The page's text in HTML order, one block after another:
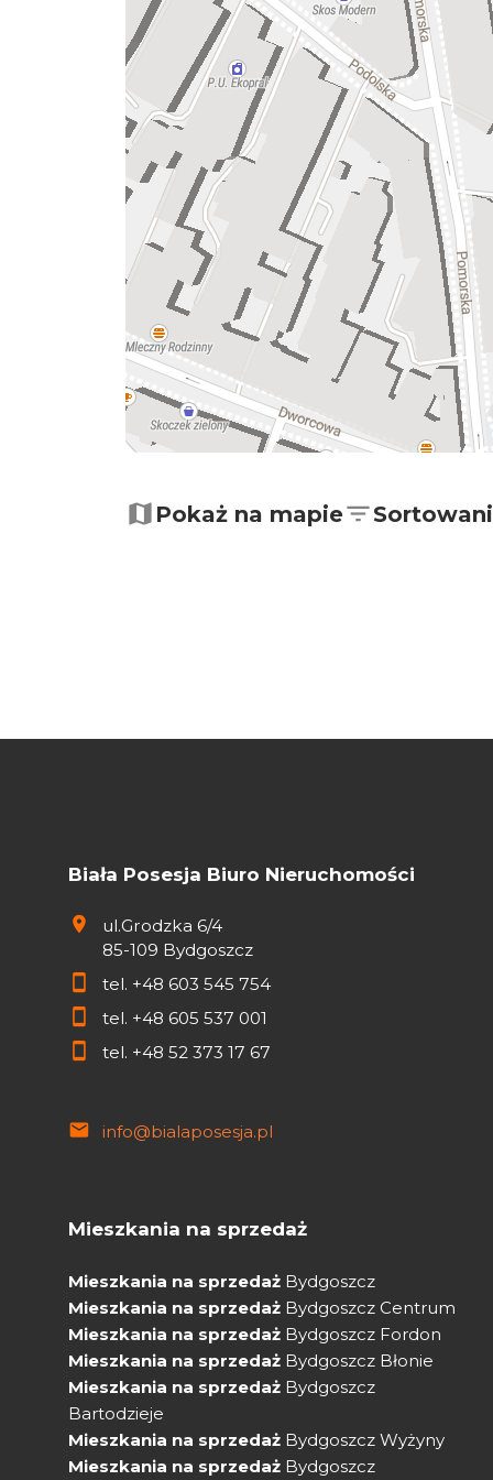
Pokaż na mapie
Biała Posesja Biuro Nieruchomości
ul.Grodzka 6/4
85-109 Bydgoszcz
tel. +48 603 545 754
tel. +48 605 537 001
tel. +48 52 373 17 67
info@bialaposesja.pl
Mieszkania na sprzedaż
Mieszkania na sprzedaż Bydgoszcz
Mieszkania na sprzedaż Bydgoszcz Centrum
Mieszkania na sprzedaż Bydgoszcz Fordon
Mieszkania na sprzedaż Bydgoszcz Błonie
Mieszkania na sprzedaż Bydgoszcz
Bartodzieje
Mieszkania na sprzedaż Bydgoszcz Wyżyny
Mieszkania na sprzedaż Bydgoszcz